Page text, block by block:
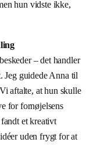
hun vidste ikke,
– det handler
Jeg guidede Anna til
aftalte, at hun skulle
for fornøjelsens
et kreativt
uden frygt for at